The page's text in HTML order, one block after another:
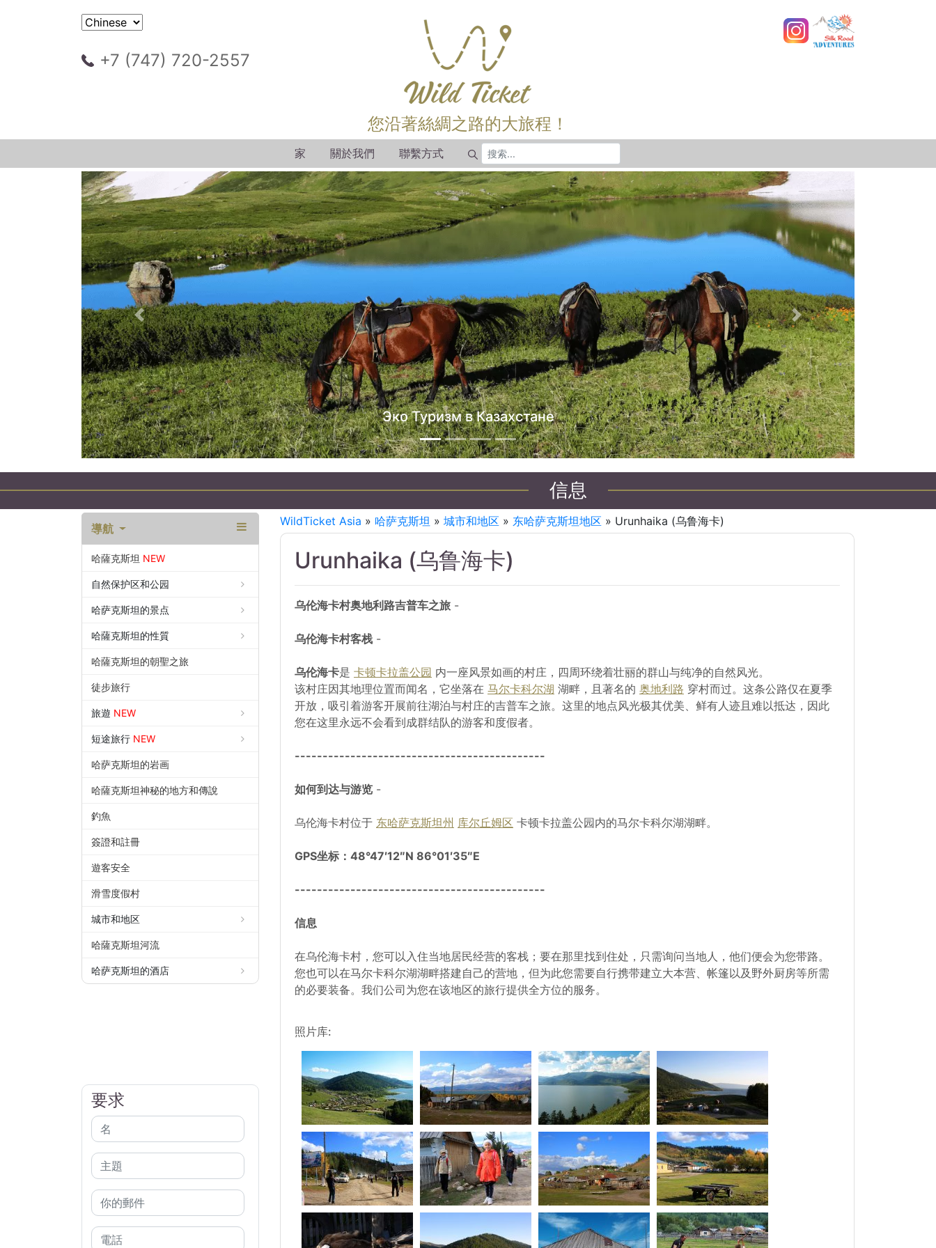
+7 (747) 720-2557
您沿著絲綢之路的大旅程！
家 關於我們 聯繫方式
哈萨克斯坦吉普车之旅
以前的 下一個
信息
導航
哈薩克斯坦 NEW
自然保护区和公园
哈萨克斯坦的景点
哈薩克斯坦的性質
哈薩克斯坦的朝聖之旅
徒步旅行
旅遊 NEW
短途旅行 NEW
哈萨克斯坦的岩画
哈薩克斯坦神秘的地方和傳說
釣魚
簽證和註冊
遊客安全
滑雪度假村
城市和地区
哈薩克斯坦河流
哈萨克斯坦的酒店
要求
WildTicket Asia » 哈萨克斯坦 » 城市和地区 » 东哈萨克斯坦地区 » Urunhaika (乌鲁海卡)
Urunhaika (乌鲁海卡)
乌伦海卡村奥地利路吉普车之旅 -
乌伦海卡村客栈 -
乌伦海卡是 卡顿卡拉盖公园 内一座风景如画的村庄，四周环绕着壮丽的群山与纯净的自然风光。
该村庄因其地理位置而闻名，它坐落在 马尔卡科尔湖 湖畔，且著名的 奥地利路 穿村而过。这条公路仅在夏季
开放，吸引着游客开展前往湖泊与村庄的吉普车之旅。这里的地点风光极其优美、鲜有人迹且难以抵达，因此
您在这里永远不会看到成群结队的游客和度假者。
---------------------------------------------
如何到达与游览 -
乌伦海卡村位于 东哈萨克斯坦州 库尔丘姆区 卡顿卡拉盖公园内的马尔卡科尔湖湖畔。
GPS坐标：48°47′12″N 86°01′35″E
---------------------------------------------
信息
在乌伦海卡村，您可以入住当地居民经营的客栈；要在那里找到住处，只需询问当地人，他们便会为您带路。
您也可以在马尔卡科尔湖湖畔搭建自己的营地，但为此您需要自行携带建立大本营、帐篷以及野外厨房等所需
的必要装备。我们公司为您在该地区的旅行提供全方位的服务。
照片库: